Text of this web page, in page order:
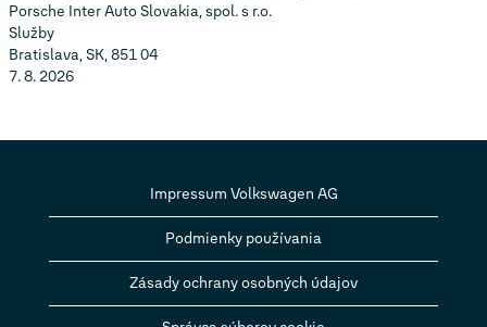
Porsche Inter Auto Slovakia, spol. s r.o.
Služby
Bratislava, SK, 851 04
7. 8. 2026
Impressum Volkswagen AG
Podmienky používania
Zásady ochrany osobných údajov